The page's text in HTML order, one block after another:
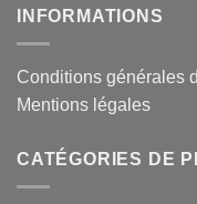
INFORMATIONS
Conditions générales
Mentions légales
CATÉGORIES DE